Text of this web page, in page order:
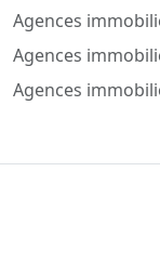
Agences
Agences
Agences